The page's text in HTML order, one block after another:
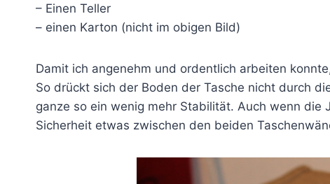
– Einen Teller
– einen Karton (nicht im obigen Bild)
Damit ich angenehm und ordentlich arbeiten
So drückt sich der Boden der Tasche nicht durch
ganze so ein wenig mehr Stabilität. Auch wenn
Sicherheit etwas zwischen den beiden